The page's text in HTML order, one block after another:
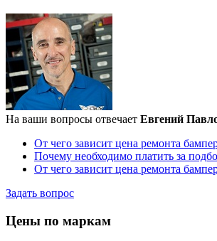
На ваши вопросы отвечает Евгений
От чего зависит цена ремонта
Почему необходимо платить за
От чего зависит цена ремонта
Задать вопрос
Цены по маркам